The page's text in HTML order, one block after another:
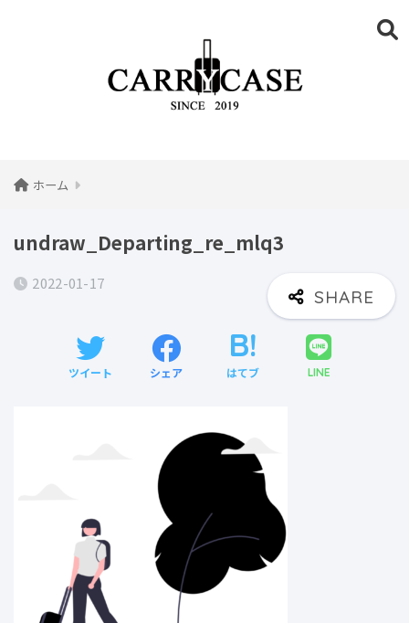
ホーム
undraw_Departing_re_mlq3
2022-01-17
ツイート シェア はてブ LINE